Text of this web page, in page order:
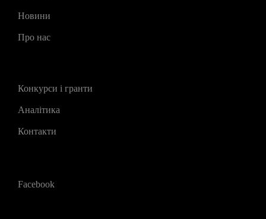
Новини
Про нас
Конкурси і гранти
Аналітика
Контакти
Facebook